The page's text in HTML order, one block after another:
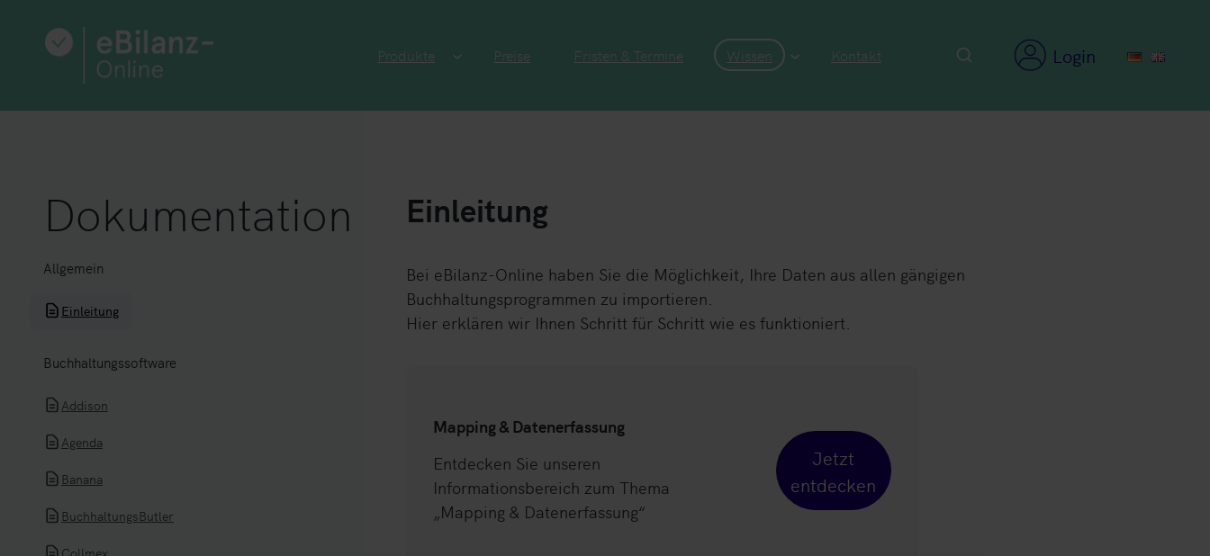
springen
Produkte Preise Fristen & Termine Wissen Kontakt Login
Dokumentation
Allgemein
Einleitung
Buchhaltungssoftware
Addison
Agenda
Banana
BuchhaltungsButler
Collmex
Einleitung
Bei eBilanz-Online haben Sie die Möglichkeit, Ihre Daten aus allen gängigen
Buchhaltungsprogrammen zu importieren.
Hier erklären wir Ihnen Schritt für Schritt wie es funktioniert.
Mapping & Datenerfassung
Entdecken Sie unseren
Informationsbereich zum Thema
„Mapping & Datenerfassung“
Jetzt
entdecken